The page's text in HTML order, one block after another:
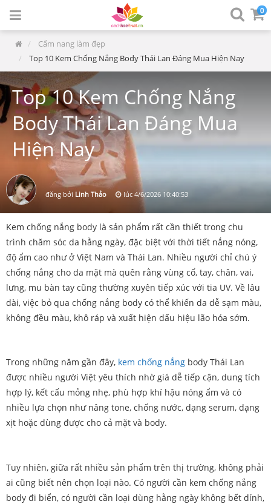
0
Cẩm nang làm đẹp
Top 10 Kem Chống Nắng Body Thái Lan Đáng Mua Hiện Nay
Top 10 Kem Chống Nắng
Body Thái Lan Đáng Mua
Hiện Nay
đăng bởi Linh Thảo lúc 4/6/2026 10:40:53
Kem chống nắng body là sản phẩm rất cần thiết trong chu
trình chăm sóc da hằng ngày, đặc biệt với thời tiết nắng nóng,
độ ẩm cao như ở Việt Nam và Thái Lan. Nhiều người chỉ chú ý
chống nắng cho da mặt mà quên rằng vùng cổ, tay, chân, vai,
lưng, mu bàn tay cũng thường xuyên tiếp xúc với tia UV. Về lâu
dài, việc bỏ qua chống nắng body có thể khiến da dễ sạm màu,
không đều màu, khô ráp và xuất hiện dấu hiệu lão hóa sớm.
Trong những năm gần đây, kem chống nắng body Thái Lan
được nhiều người Việt yêu thích nhờ giá dễ tiếp cận, dung tích
hợp lý, kết cấu mỏng nhẹ, phù hợp khí hậu nóng ẩm và có
nhiều lựa chọn như nâng tone, chống nước, dạng serum, dạng
xịt hoặc dùng được cho cả mặt và body.
Tuy nhiên, giữa rất nhiều sản phẩm trên thị trường, không phải
ai cũng biết nên chọn loại nào. Có người cần kem chống nắng
body đi biển, có người cần loại dùng hằng ngày không bết dính,